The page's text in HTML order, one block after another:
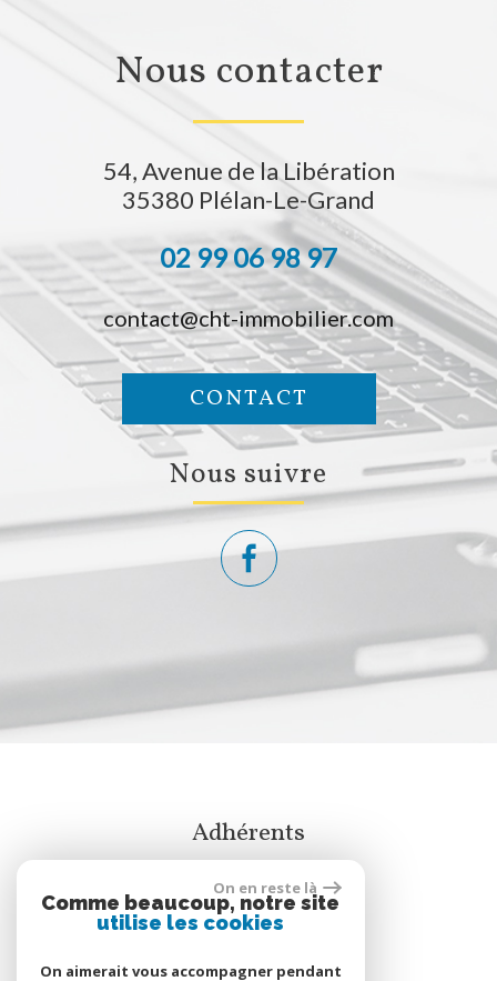
nous contacter
54, Avenue de la Libération
35380 Plélan-Le-Grand
02 99 06 98 97
contact@cht-immobilier.com
CONTACT
nous suivre
adhérents
On en reste là
Comme beaucoup, notre site
utilise les cookies
On aimerait vous accompagner pendant